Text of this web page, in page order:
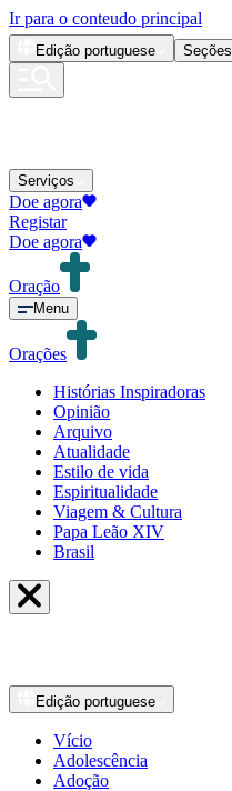
Ir para o conteudo principal
Edição portuguese Seções
Serviços
Doe agora
Registar
Doe agora
Oração
Menu
Orações
Histórias Inspiradoras
Opinião
Arquivo
Atualidade
Estilo de vida
Espiritualidade
Viagem & Cultura
Papa Leão XIV
Brasil
Edição portuguese
Vício
Adolescência
Adoção